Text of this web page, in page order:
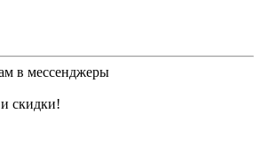
в мессенджеры
скидки!